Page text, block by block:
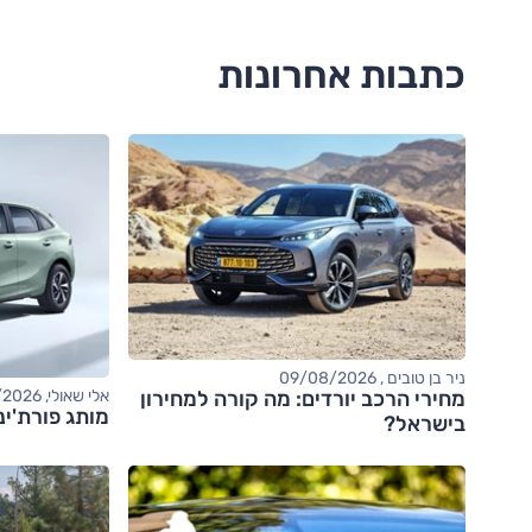
כתבות אחרונות
ניר בן טובים , 09/08/2026
מחירי הרכב יורדים: מה קורה למחירון
בישראל?
אלי שאולי, 09/08/2026
מותג